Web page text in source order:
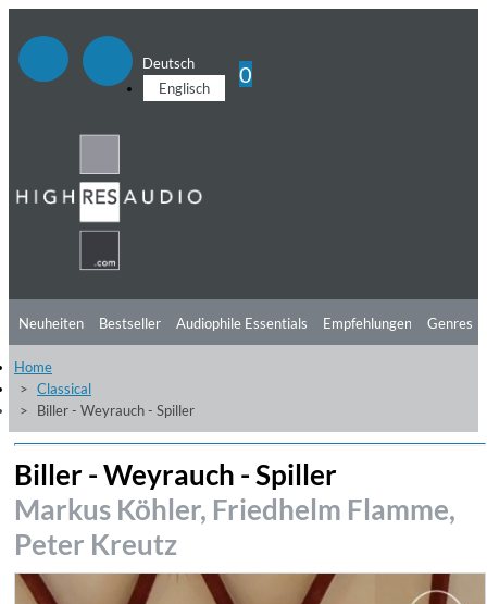
Deutsch
Englisch
0
Neuheiten Bestseller Audiophile Essentials Empfehlungen
Hörtipps
Videos
Genres
Home
Classical
Biller - Weyrauch - Spiller
Biller - Weyrauch - Spiller
Markus Köhler, Friedhelm Flamme,
Peter Kreutz